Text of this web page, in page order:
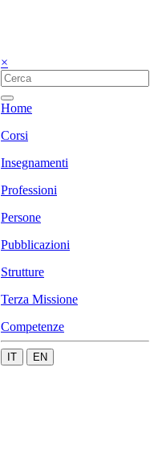
×
Home
Corsi
Insegnamenti
Professioni
Persone
Pubblicazioni
Strutture
Terza Missione
Competenze
IT EN